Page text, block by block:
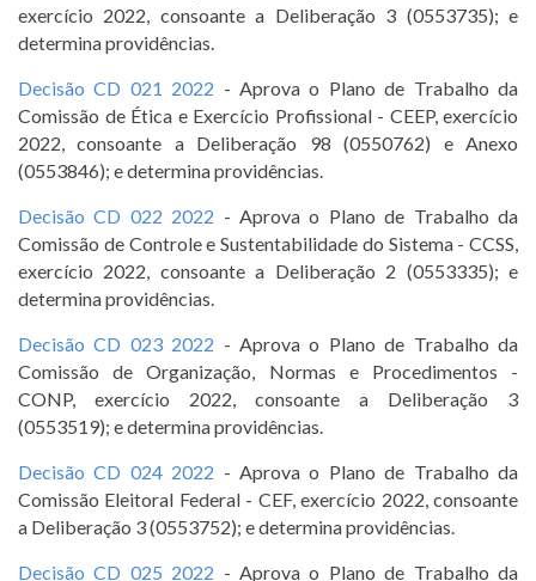
exercício 2022, consoante a Deliberação 3 (0553735); e
determina providências.
Decisão CD 021 2022 - Aprova o Plano de Trabalho da
Comissão de Ética e Exercício Profissional - CEEP, exercício
2022, consoante a Deliberação 98 (0550762) e Anexo
(0553846); e determina providências.
Decisão CD 022 2022 - Aprova o Plano de Trabalho da
Comissão de Controle e Sustentabilidade do Sistema - CCSS,
exercício 2022, consoante a Deliberação 2 (0553335); e
determina providências.
Decisão CD 023 2022 - Aprova o Plano de Trabalho da
Comissão de Organização, Normas e Procedimentos -
CONP, exercício 2022, consoante a Deliberação 3
(0553519); e determina providências.
Decisão CD 024 2022 - Aprova o Plano de Trabalho da
Comissão Eleitoral Federal - CEF, exercício 2022, consoante
a Deliberação 3 (0553752); e determina providências.
Decisão CD 025 2022 - Aprova o Plano de Trabalho da